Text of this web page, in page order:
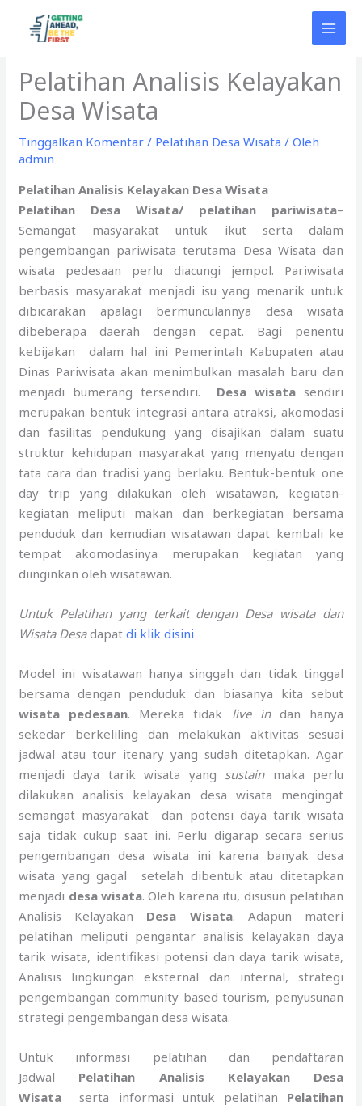
Pelatihan Analisis Kelayakan
Desa Wisata
Tinggalkan Komentar / Pelatihan Desa Wisata / Oleh
admin
Pelatihan Analisis Kelayakan Desa Wisata
Pelatihan Desa Wisata/ pelatihan pariwisata–
Semangat masyarakat untuk ikut serta dalam
pengembangan pariwisata terutama Desa Wisata dan
wisata pedesaan perlu diacungi jempol. Pariwisata
berbasis masyarakat menjadi isu yang menarik untuk
dibicarakan apalagi bermunculannya desa wisata
dibeberapa daerah dengan cepat. Bagi penentu
kebijakan dalam hal ini Pemerintah Kabupaten atau
Dinas Pariwisata akan menimbulkan masalah baru dan
menjadi bumerang tersendiri. Desa wisatasendiri
merupakan bentuk integrasi antara atraksi, akomodasi
dan fasilitas pendukung yang disajikan dalam suatu
struktur kehidupan masyarakat yang menyatu dengan
tata cara dan tradisi yang berlaku. Bentuk-bentuk one
day trip yang dilakukan oleh wisatawan, kegiatan-
kegiatan meliputi makan dan berkegiatan bersama
penduduk dan kemudian wisatawan dapat kembali ke
tempat akomodasinya merupakan kegiatan yang
diinginkan oleh wisatawan.
Untuk Pelatihan yang terkait dengan Desa wisata dan
Wisata Desadapatdi klik disini
Model ini wisatawan hanya singgah dan tidak tinggal
bersama dengan penduduk dan biasanya kita sebut
wisata pedesaan. Mereka tidak live indan hanya
sekedar berkeliling dan melakukan aktivitas sesuai
jadwal atau tour itenary yang sudah ditetapkan. Agar
menjadi daya tarik wisata yang sustainmaka perlu
dilakukan analisis kelayakan desa wisata mengingat
semangat masyarakat dan potensi daya tarik wisata
saja tidak cukup saat ini. Perlu digarap secara serius
pengembangan desa wisata ini karena banyak desa
wisata yang gagal setelah dibentuk atau ditetapkan
menjadi desa wisata. Oleh karena itu, disusun pelatihan
Analisis Kelayakan Desa Wisata. Adapun materi
pelatihan meliputi pengantar analisis kelayakan daya
tarik wisata, identifikasi potensi dan daya tarik wisata,
Analisis lingkungan eksternal dan internal, strategi
pengembangan community based tourism, penyusunan
strategi pengembangan desa wisata.
Untuk informasi pelatihan dan pendaftaran
Jadwal Pelatihan Analisis Kelayakan Desa
Wisata
serta informasi untuk pelatihan Pelatihan